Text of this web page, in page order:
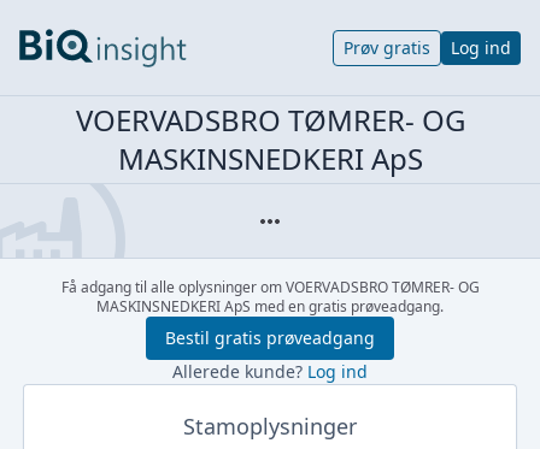
Prøv gratis Log ind
VOERVADSBRO TØMRER- OG
MASKINSNEDKERI ApS
Få adgang til alle oplysninger om VOERVADSBRO TØMRER- OG
MASKINSNEDKERI ApS med en gratis prøveadgang.
Bestil gratis prøveadgang
Allerede kunde? Log ind
Stamoplysninger